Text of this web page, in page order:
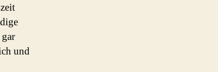
und